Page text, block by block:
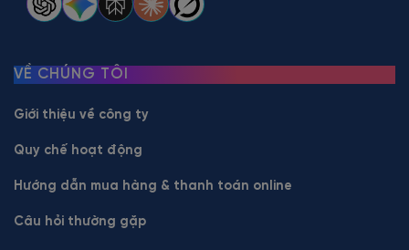
VỀ CHÚNG TÔI
Giới thiệu về công ty
Quy chế hoạt động
Hướng dẫn mua hàng & thanh toán online
Câu hỏi thường gặp